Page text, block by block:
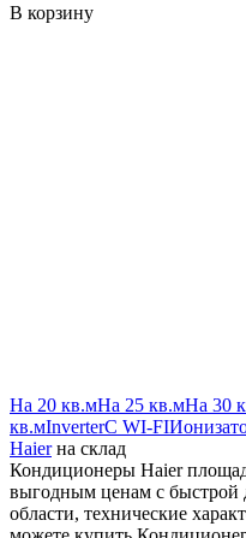
В корзину
На 20 кв.мНа 25 кв.мНа 30
кв.мInverterС WI-FI
Haierна склад
Кондиционеры Haier
выгодным ценам с быстрой
области, технические